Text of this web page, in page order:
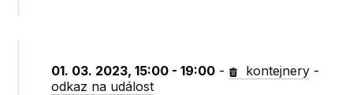
01. 03. 2023, 15:00 - 19:00 - kontejnery -
odkaz na událost